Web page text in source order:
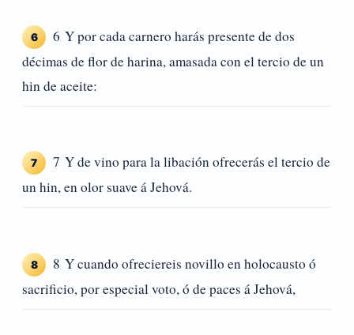
6
6 Y por cada carnero harás presente de dos
décimas de flor de harina, amasada con el tercio de un
hin de aceite:
7
7 Y de vino para la libación ofrecerás el tercio de
un hin, en olor suave á Jehová.
8
8 Y cuando ofreciereis novillo en holocausto ó
sacrificio, por especial voto, ó de paces á Jehová,